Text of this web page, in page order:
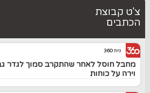
צ'ט קבוצת
הכתבים
ניוז 360
מחבל חוסל לאחר שהתקרב סמוך לגדר
וירה על כוחות